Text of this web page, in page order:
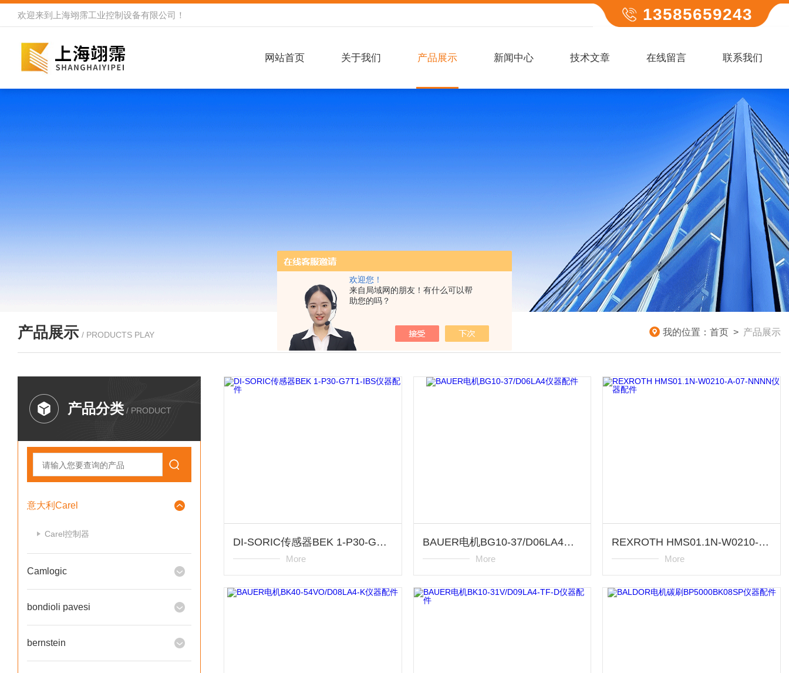
欢迎您！
来自局域网的朋友！有什么可以帮
助您的吗？
欢迎来到 上海翊霈工业控制设备有限公司 ！ 13585659243
网站首页 关于我们 产品展示 新闻中心 技术文章 在线留言 联系我们
产品展示 / PRODUCTS PLAY 我的位置： 首页 > 产品展示
产品分类 / PRODUCT
意大利Carel
Carel控制器
Camlogic
bondioli pavesi
bernstein
DI-SORIC传感器BEK 1-P30-G7T1-IBS仪器配件
More
BAUER电机BG10-37/D06LA4仪器配件
More
REXROTH HMS01.1N-W0210-A-07-NNNN仪器配件
More